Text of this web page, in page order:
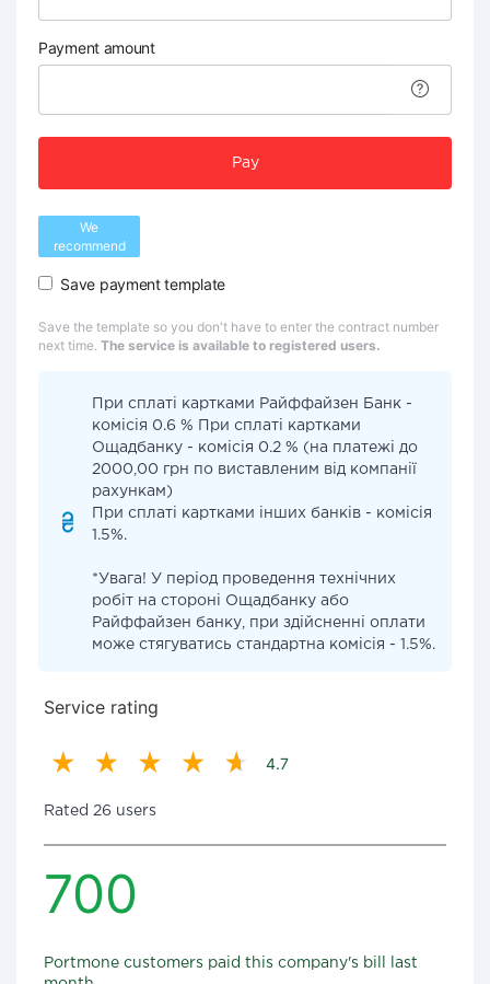
Payment amount
Pay
We
recommend
Save payment template
Save the template so you don't have to enter the contract number
next time. The service is available to registered users.
При cплаті картками Райффайзен Банк -
комісія 0.6 % При cплаті картками
Ощадбанку - комісія 0.2 % (на платежі до
2000,00 грн по виставленим від компанії
рахункам)
При cплаті картками інших банків - комісія
1.5%.
*Увага! У період проведення технічних
робіт на стороні Ощадбанку або
Райффайзен банку, при здійсненні оплати
може стягуватись стандартна комісія - 1.5%.
Service rating
4.7
Rated 26 users
700
Portmone customers paid this company's bill last